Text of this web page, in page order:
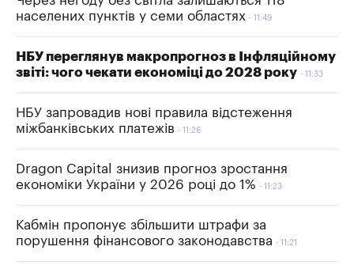
населених пунктів у семи областях
11:49
НБУ переглянув макропрогноз в Інфляційному
звіті: чого чекати економіці до 2028 року
11:33
НБУ запровадив нові правила відстеження
міжбанківських платежів
11:26
Dragon Capital знизив прогноз зростання
економіки України у 2026 році до 1%
11:23
Кабмін пропонує збільшити штрафи за
порушення фінансового законодавства
11:21